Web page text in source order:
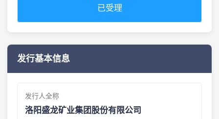
已受理
发行基本信息
发行人全称
洛阳盛龙矿业集团股份有限公司